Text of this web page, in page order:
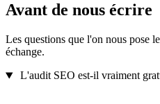
Avant de nous écrire
Les questions que l'on nous pose
échange.
L'audit SEO est-il vraiment